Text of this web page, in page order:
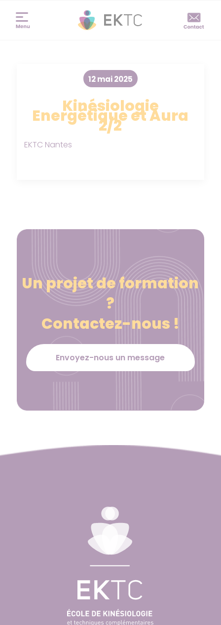
Kinésiologie
Energétique et Aura
2/2
12 mai 2025
EKTC Nantes
Un projet de formation
?
Contactez-nous !
Envoyez-nous un message